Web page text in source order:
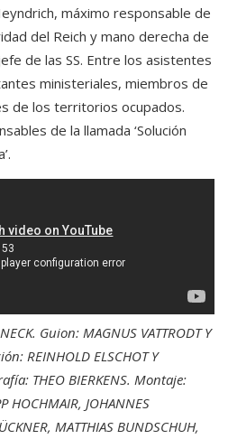
máximo responsable de
del Reich y mano derecha de
de las SS. Entre los asistentes
ministeriales, miembros de
de los territorios ocupados.
de la llamada ‘Solución
Guion: MAGNUS VATTRODT Y
REINHOLD ELSCHOT Y
THEO BIERKENS. Montaje:
HOCHMAIR, JOHANNES
MATTHIAS BUNDSCHUH,